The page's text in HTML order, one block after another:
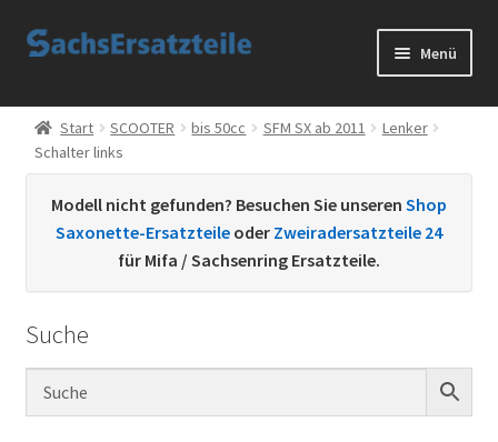
Zur
Zum
Menü
Start
AGB
Datenschutzerklärung
Kontakt
Sachs Ersatzteile
Start SCOOTER bis 50cc SFM SX ab 2011
Lenker
Schalter links
Modell nicht gefunden? Besuchen Sie unseren Shop
Saxonette-Ersatzteile oder Zweiradersatzteile 24
für Mifa / Sachsenring Ersatzteile.
Suche